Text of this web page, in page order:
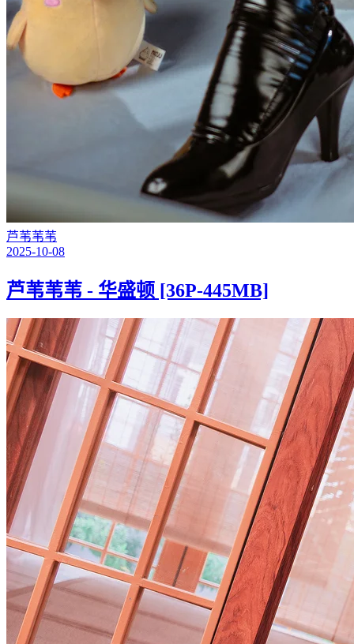
芦苇苇苇
2025-10-08
芦苇苇苇 - 华盛顿 [36P-445MB]